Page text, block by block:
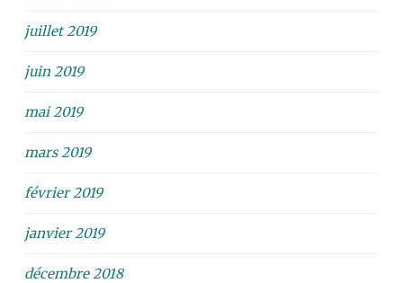
juillet 2019
juin 2019
mai 2019
mars 2019
février 2019
janvier 2019
décembre 2018